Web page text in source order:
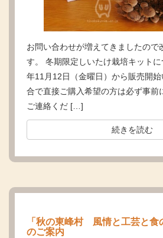
お問い合わせが増えてきましたので
す。 冬期限定しいたけ栽培キット
年11月12日（金曜日）から販売開
合で直接ご購入希望の方は必ず事前
ご連絡くだ […]
続きを読む
「秋の東峰村 風情と工芸と食
のご案内